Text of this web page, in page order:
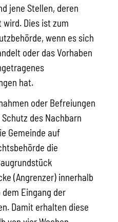
jene Stellen, deren
Dies ist zum
wenn es sich
oder das Vorhaben
hat.
oder Befreiungen
des Nachbarn
Gemeinde auf
die
(Angrenzer) innerhalb
Eingang der
Damit erhalten diese